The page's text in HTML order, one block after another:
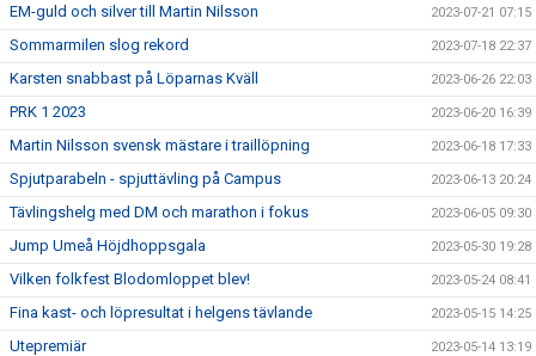
EM-guld och silver till Martin Nilsson 2023-07-21 07:15
Sommarmilen slog rekord 2023-07-18 22:37
Karsten snabbast på Löparnas Kväll 2023-06-26 22:03
PRK 1 2023 2023-06-20 16:39
Martin Nilsson svensk mästare i traillöpning 2023-06-18 17:33
Spjutparabeln - spjuttävling på Campus 2023-06-13 20:24
Tävlingshelg med DM och marathon i fokus 2023-06-05 09:30
Jump Umeå Höjdhoppsgala 2023-05-30 19:28
Vilken folkfest Blodomloppet blev! 2023-05-24 08:41
Fina kast- och löpresultat i helgens tävlande 2023-05-15 14:25
Utepremiär 2023-05-14 13:19